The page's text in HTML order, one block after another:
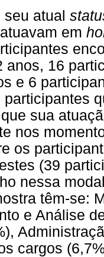
seu atual
em
anos, 16
e 6
participantes
sua
nos
os
(39
nessa
têm-se:
e Análise
cargos